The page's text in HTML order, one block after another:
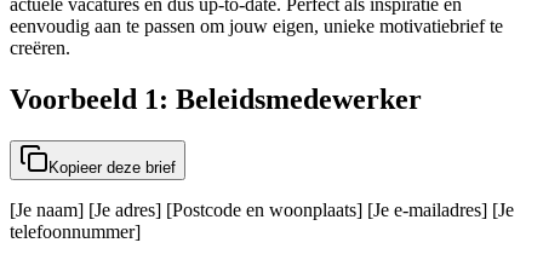
eenvoudig aan te passen om jouw eigen, unieke motivatiebrief te
creëren.
Voorbeeld 1: Beleidsmedewerker
Kopieer deze brief
[Je naam] [Je adres] [Postcode en woonplaats] [Je e-mailadres] [Je
telefoonnummer]